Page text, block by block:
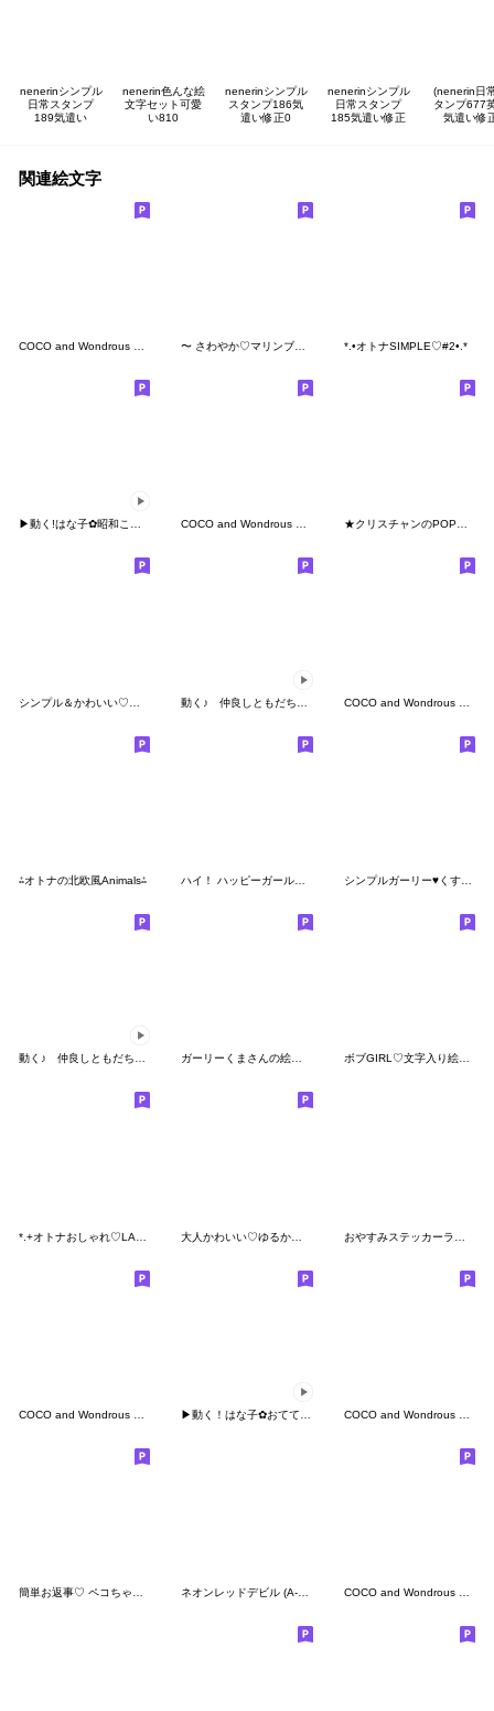
nenerinシンプル
日常スタンプ
189気遣い
nenerin色んな絵
文字セット可愛
い810
nenerinシンプル
スタンプ186気
遣い修正0
nenerinシンプル
日常スタンプ
185気遣い修正
(nenerin日
タンプ677
気遣い修
関連絵文字
*.•オトナSIMPLE♡#2•.*
▶︎動く!はな子✿昭和ことばだよん。 COCO and Wondrous Emoji 8 ★クリスチャンのPOPな絵文字 2★
⁂オトナの北欧風Animals⁂ シンプルガーリー♥くすみピンクグレージュ
動く♪ 仲良しともだち お仕事敬語 ガーリーくまさんの絵文字6 ボブGIRL♡文字入り絵文字
簡単お返事♡ ペコちゃん絵文字 第2弾 ネオンレッドデビル (A-Z) 絵文字 ハート COCO and Wondrous Emoji 10